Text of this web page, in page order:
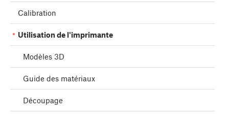
Calibration
Utilisation de l'imprimante
Modèles 3D
Guide des matériaux
Découpage